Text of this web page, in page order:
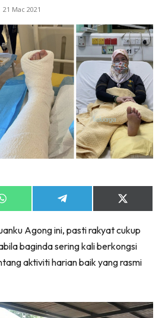
21 Mac 2021
Share
on
Share
on
Share
on
(Twitter)
Agong ini, pasti rakyat cukup
baginda sering kali berkongsi
aktiviti harian baik yang rasmi